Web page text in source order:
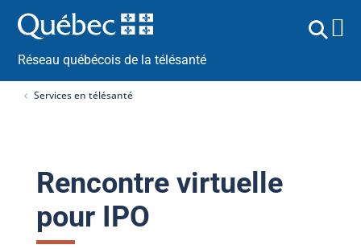
Réseau québécois de la télésanté
Services en télésanté
Rencontre virtuelle
pour IPO